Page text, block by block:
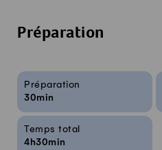
Préparation
Infos sur la recette
Préparation
30min
Temps total
4h30min